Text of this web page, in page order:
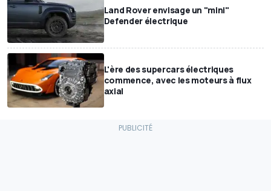
Land Rover envisage un "mini"
Defender électrique
L'ère des supercars électriques
commence, avec les moteurs à flux
axial